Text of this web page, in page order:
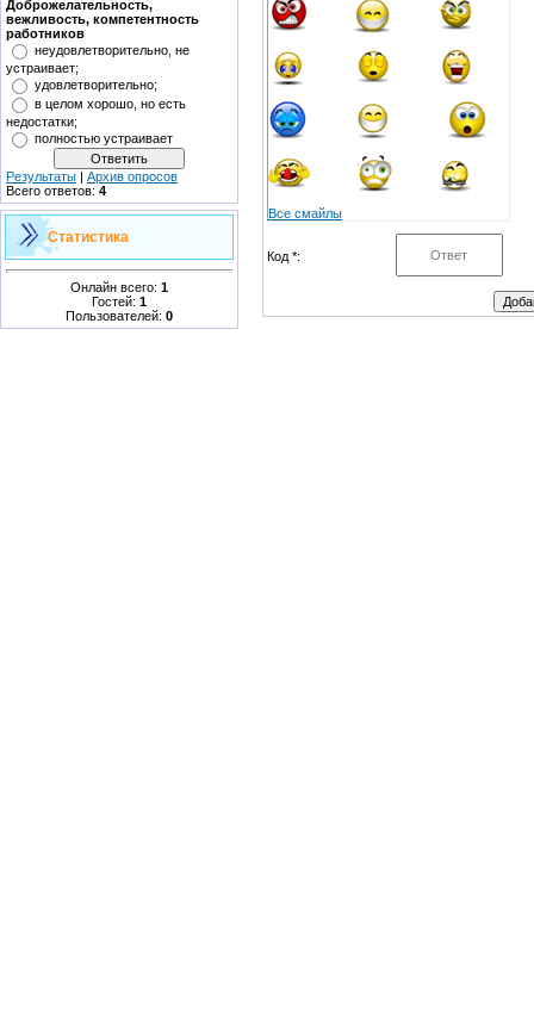
Доброжелательность,
вежливость, компетентность
работников
неудовлетворительно, не
устраивает;
удовлетворительно;
в целом хорошо, но есть
недостатки;
полностью устраивает
Результаты
Архив опросов
Всего ответов: 4
Статистика
Онлайн всего: 1
Гостей: 1
Пользователей: 0
Все смайлы
Код *: